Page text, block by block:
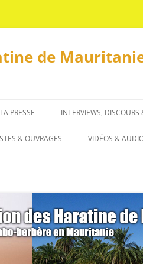
de
PRESSE INTERVIEWS, DISCOURS
INTERVIEWS
& OUVRAGES VIDÉOS &